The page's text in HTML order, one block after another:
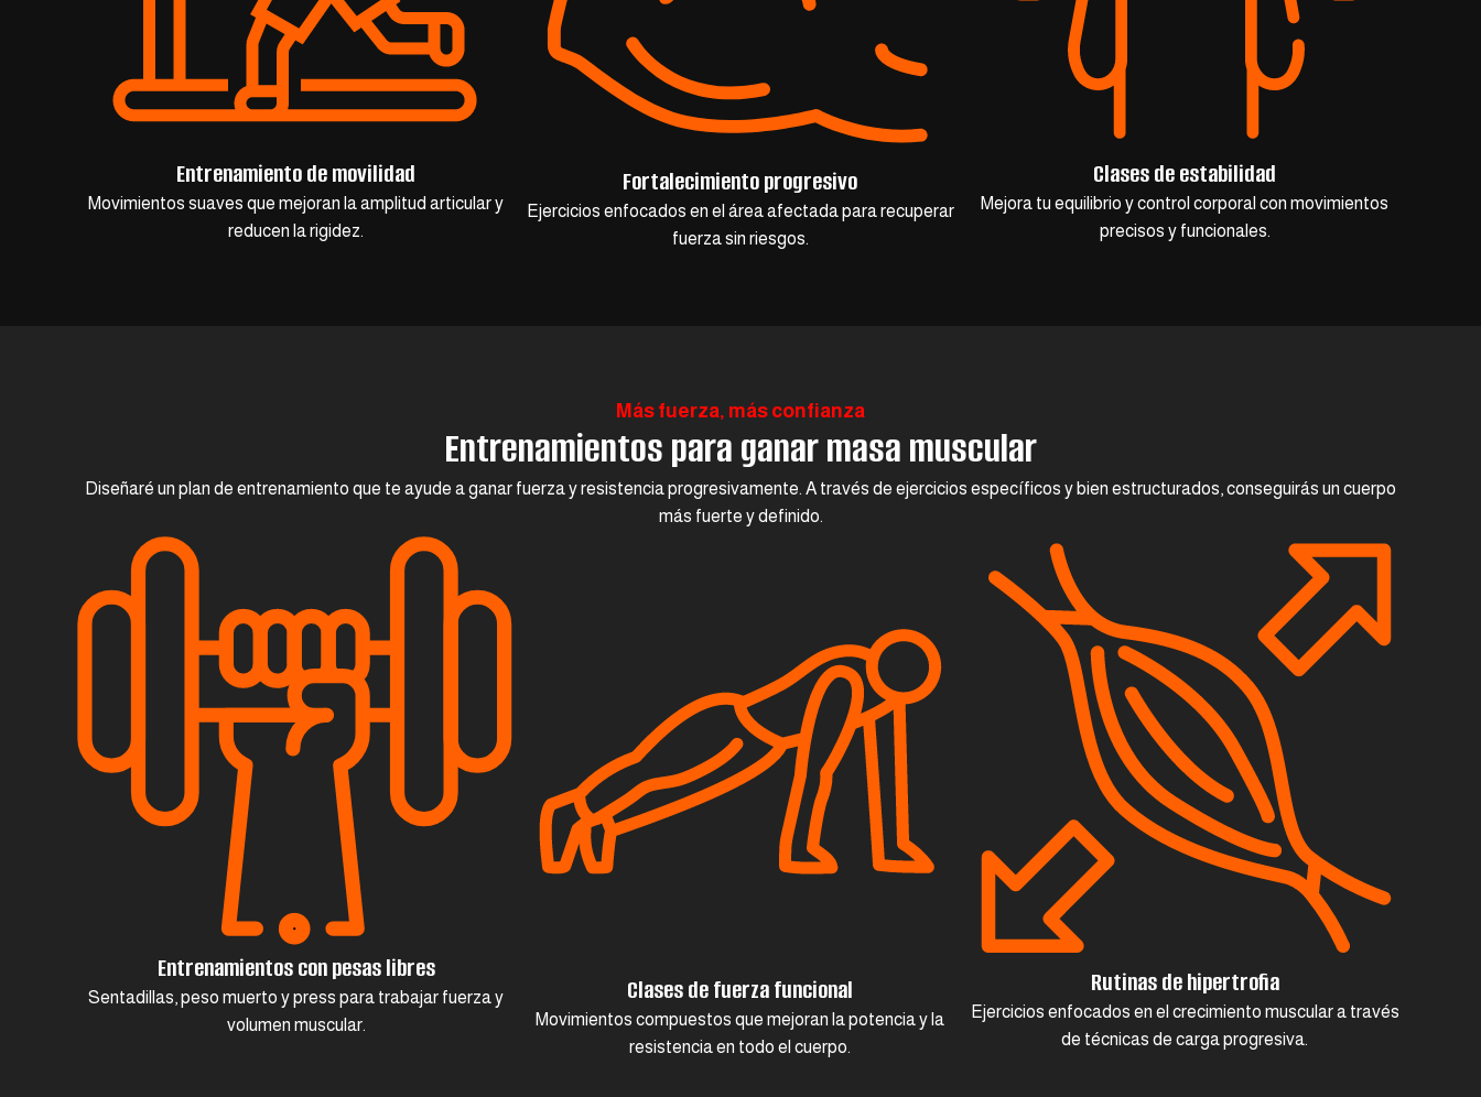
Entrenamiento de movilidad
Movimientos suaves que mejoran la amplitud articular y
reducen la rigidez.
Fortalecimiento progresivo
Ejercicios enfocados en el área afectada para recuperar
fuerza sin riesgos.
Clases de estabilidad
Mejora tu equilibrio y control corporal con movimientos
precisos y funcionales.
Más fuerza, más confianza
Entrenamientos para ganar masa muscular
Diseñaré un plan de entrenamiento que te ayude a ganar fuerza y resistencia progresivamente. A través de ejercicios específicos y bien estructurados, conseguirás un cuerpo
más fuerte y definido.
Entrenamientos con pesas libres
Sentadillas, peso muerto y press para trabajar fuerza y
volumen muscular.
Clases de fuerza funcional
Movimientos compuestos que mejoran la potencia y la
resistencia en todo el cuerpo.
Rutinas de hipertrofia
Ejercicios enfocados en el crecimiento muscular a través
de técnicas de carga progresiva.